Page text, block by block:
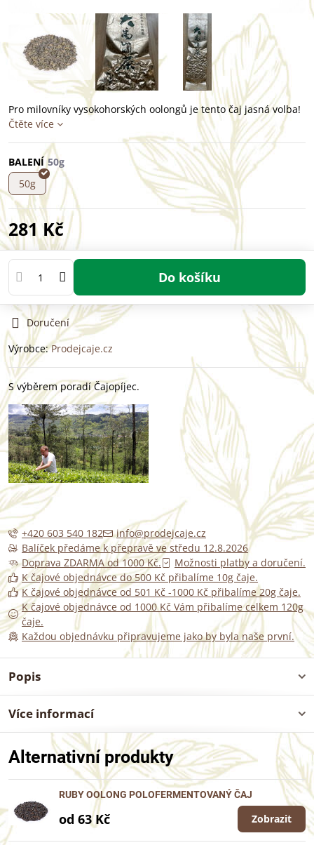
Pro milovníky vysokohorských oolongů je tento čaj jasná volba!
Čtěte více
BALENÍ
50g
281 Kč
Do košíku
Doručení
Výrobce:Prodejcaje.cz
S výběrem poradí Čajopíjec.
+420 603 540 182
info@prodejcaje.cz
Balíček předáme k přepravě ve středu 12.8.2026
Doprava ZDARMA od 1000 Kč.
Možnosti platby a doručení.
K čajové objednávce do 500 Kč přibalíme 10g čaje.
K čajové objednávce od 501 Kč -1000 Kč přibalíme 20g čaje.
K čajové objednávce od 1000 Kč Vám přibalíme celkem 120g
čaje.
Každou objednávku připravujeme jako by byla naše první.
Popis
Více informací
Alternativní produkty
RUBY OOLONG POLOFERMENTOVANÝ ČAJ
od 63 Kč Zobrazit